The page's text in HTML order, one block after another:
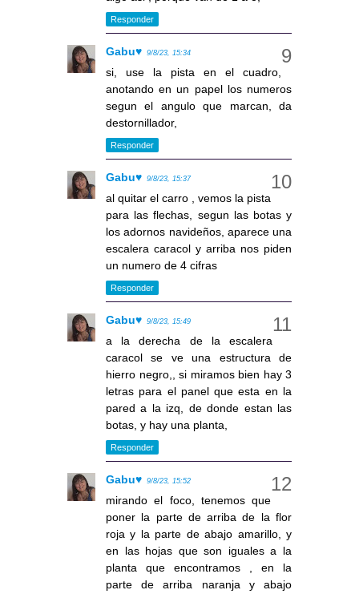
Responder
Gabu♥ 9/8/23, 15:34
si, use la pista en el cuadro,
anotando en un papel los numeros
segun el angulo que marcan, da
destornillador,
Responder
Gabu♥ 9/8/23, 15:37
al quitar el carro , vemos la pista
para las flechas, segun las botas y
los adornos navideños, aparece una
escalera caracol y arriba nos piden
un numero de 4 cifras
Responder
Gabu♥ 9/8/23, 15:49
a la derecha de la escalera
caracol se ve una estructura de
hierro negro,, si miramos bien hay 3
letras para el panel que esta en la
pared a la izq, de donde estan las
botas, y hay una planta,
Responder
Gabu♥ 9/8/23, 15:52
mirando el foco, tenemos que
poner la parte de arriba de la flor
roja y la parte de abajo amarillo, y
en las hojas que son iguales a la
planta que encontramos , en la
parte de arriba naranja y abajo